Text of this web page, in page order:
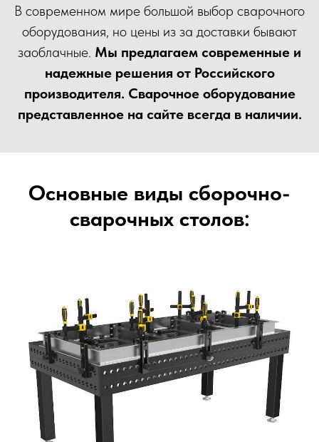
В современном мире большой выбор сварочного
оборудования, но цены из за доставки бывают
заоблачные. Мы предлагаем современные и
надежные решения от Российского
производителя. Сварочное оборудование
представленное на сайте всегда в наличии.
Основные виды сборочно-
сварочных столов: